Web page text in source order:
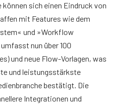
sich einen Eindruck von
mit Features wie dem
und »Workflow
nun über 100
und neue Flow-Vorlagen, was
und leistungsstärkste
bestätigt. Die
Integrationen und